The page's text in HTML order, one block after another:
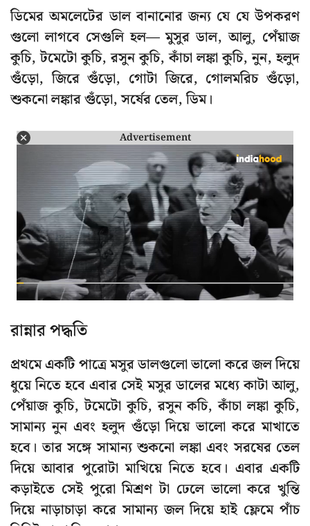
ডিমের অমলেটের ডাল বানানোর জন্য যে যে উপকরণ
গুলো লাগবে সেগুলি হল— মুসুর ডাল, আলু, পেঁয়াজ
কুচি, টমেটো কুচি, রসুন কুচি, কাঁচা লঙ্কা কুচি, নুন, হলুদ
গুঁড়ো, জিরে গুঁড়ো, গোটা জিরে, গোলমরিচ গুঁড়ো,
শুকনো লঙ্কার গুঁড়ো, সর্ষের তেল, ডিম।
Advertisement
রান্নার পদ্ধতি
প্রথমে একটি পাত্রে মসুর ডালগুলো ভালো করে জল দিয়ে
ধুয়ে নিতে হবে এবার সেই মসুর ডালের মধ্যে কাটা আলু,
পেঁয়াজ কুচি, টমেটো কুচি, রসুন কচি, কাঁচা লঙ্কা কুচি,
সামান্য নুন এবং হলুদ গুঁড়ো দিয়ে ভালো করে মাখাতে
হবে। তার সঙ্গে সামান্য শুকনো লঙ্কা এবং সরষের তেল
দিয়ে আবার পুরোটা মাখিয়ে নিতে হবে। এবার একটি
কড়াইতে সেই পুরো মিশ্রণ টা ঢেলে ভালো করে খুন্তি
দিয়ে নাড়াচাড়া করে সামান্য জল দিয়ে হাই ফ্লেমে পাঁচ